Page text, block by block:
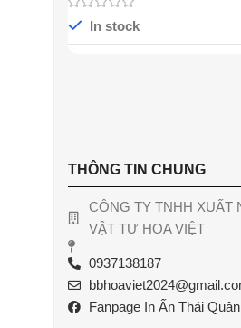
In stock
THÔNG TIN CHUNG
CÔNG TY TNHH XUẤT
VẬT TƯ HOA VIỆT
0937138187
Fanpage In Ấn Thái Quân